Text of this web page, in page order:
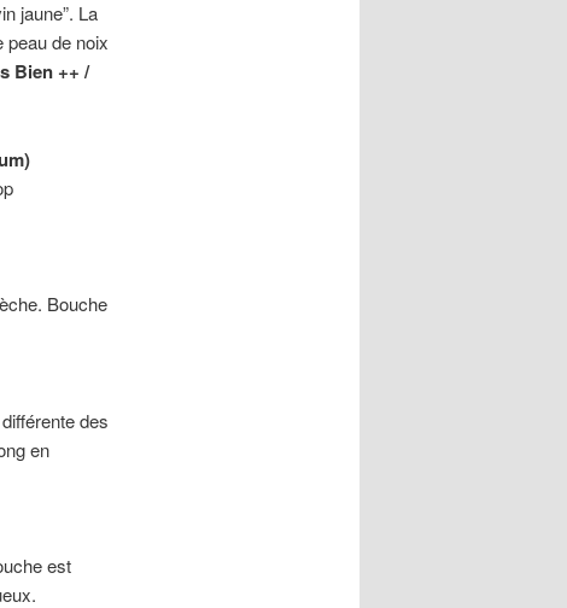
jaune”. La
peau de noix
Bien ++ /
Bouche
des
en
est